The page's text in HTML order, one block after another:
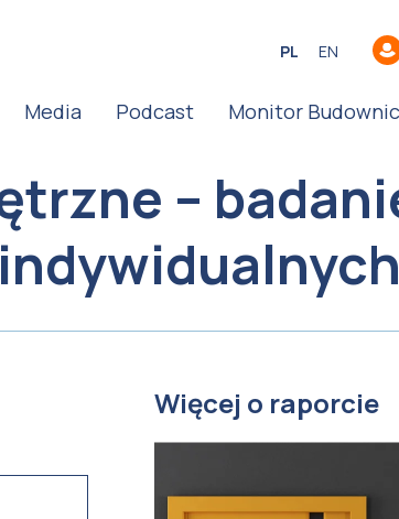
PL EN
Media Podcast Monitor
–
Więcej o raporcie